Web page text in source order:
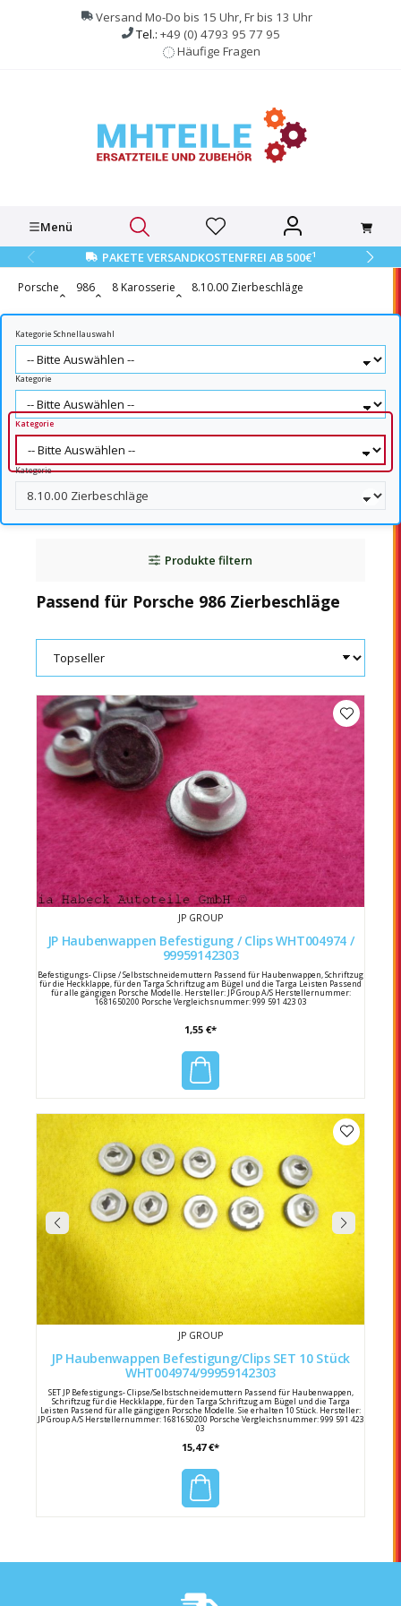
springen
Versand Mo-Do bis 15 Uhr, Fr bis 13 Uhr
Tel.: +49 (0) 4793 95 77 95
Häufige Fragen
Menü
PAKETE VERSANDKOSTENFREI AB 500€1
Porsche 986 8 Karosserie 8.10.00 Zierbeschläge
Kategorie Schnellauswahl
Kategorie
Kategorie
Kategorie
Produkte filtern
Passend für Porsche 986 Zierbeschläge
JP GROUP
JP Haubenwappen Befestigung / Clips WHT004974 /
99959142303
Befestigungs- Clipse / Selbstschneidemuttern Passend für Haubenwappen, Schriftzug
für die Heckklappe, für den Targa Schriftzug am Bügel und die Targa Leisten Passend
für alle gängigen Porsche Modelle. Hersteller: JP Group A/S Herstellernummer:
1681650200 Porsche Vergleichsnummer: 999 591 423 03
1,55 €*
JP GROUP
JP Haubenwappen Befestigung/Clips SET 10 Stück
WHT004974/99959142303
SET JP Befestigungs- Clipse/Selbstschneidemuttern Passend für Haubenwappen,
Schriftzug für die Heckklappe, für den Targa Schriftzug am Bügel und die Targa
Leisten Passend für alle gängigen Porsche Modelle. Sie erhalten 10 Stück. Hersteller:
JP Group A/S Herstellernummer: 1681650200 Porsche Vergleichsnummer: 999 591 423
03
15,47 €*